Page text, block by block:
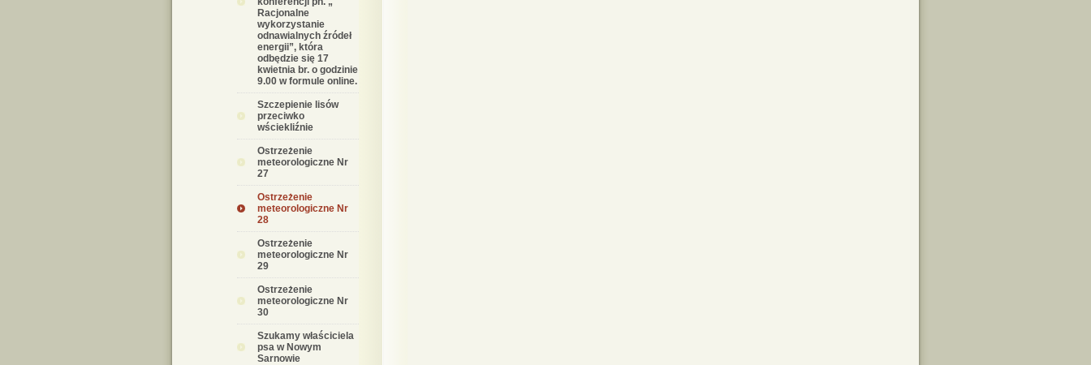
Racjonalne
wykorzystanie
odnawialnych źródeł
energii”, która
odbędzie się 17
kwietnia br. o godzinie
9.00 w formule online.
Szczepienie lisów
przeciwko
wściekliźnie
Ostrzeżenie
meteorologiczne Nr
27
Ostrzeżenie
meteorologiczne Nr
28
Ostrzeżenie
meteorologiczne Nr
29
Ostrzeżenie
meteorologiczne Nr
30
Szukamy właściciela
psa w Nowym
Sarnowie